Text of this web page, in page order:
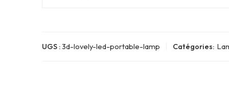
UGS :3d-lovely-led-portable-lamp Catégories: